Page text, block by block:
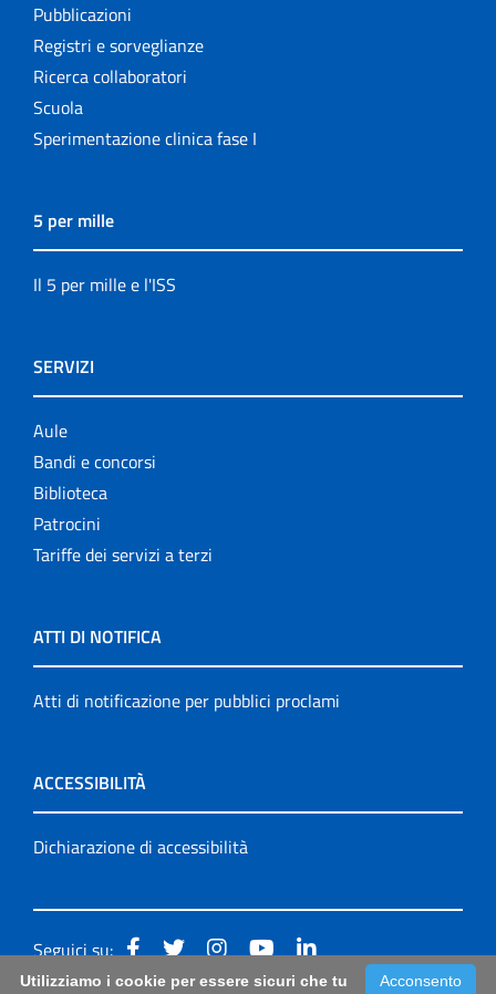
Pubblicazioni
Registri e sorveglianze
Ricerca collaboratori
Scuola
Sperimentazione clinica fase I
5 per mille
Il 5 per mille e l'ISS
SERVIZI
Aule
Bandi e concorsi
Biblioteca
Patrocini
Tariffe dei servizi a terzi
ATTI DI NOTIFICA
Atti di notificazione per pubblici proclami
ACCESSIBILITÀ
Dichiarazione di accessibilità
Seguici su:
Acconsento
Utilizziamo i cookie per essere sicuri che tu